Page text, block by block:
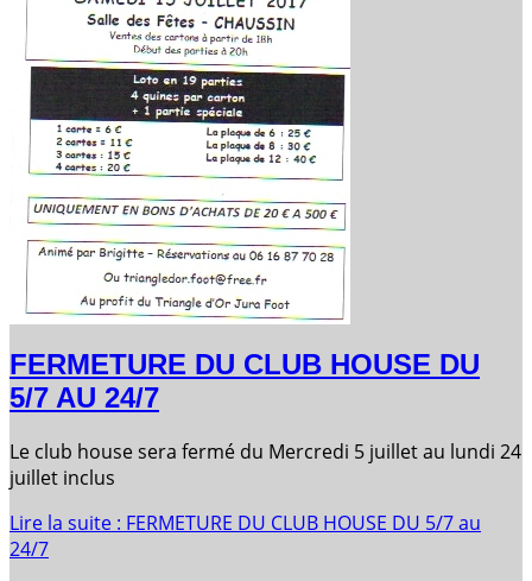
FERMETURE DU CLUB HOUSE DU
5/7 AU 24/7
Le club house sera fermé du Mercredi 5 juillet au lundi 24
juillet inclus
Lire la suite : FERMETURE DU CLUB HOUSE DU 5/7 au
24/7